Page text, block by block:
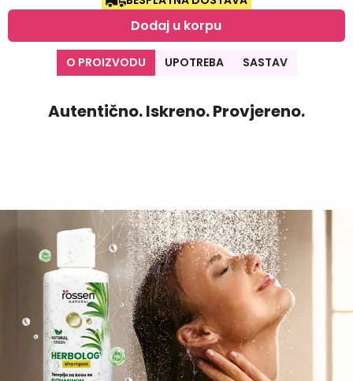
Dodaj u korpu
O PROIZVODU UPOTREBA SASTAV
Autentično. Iskreno. Provjereno.